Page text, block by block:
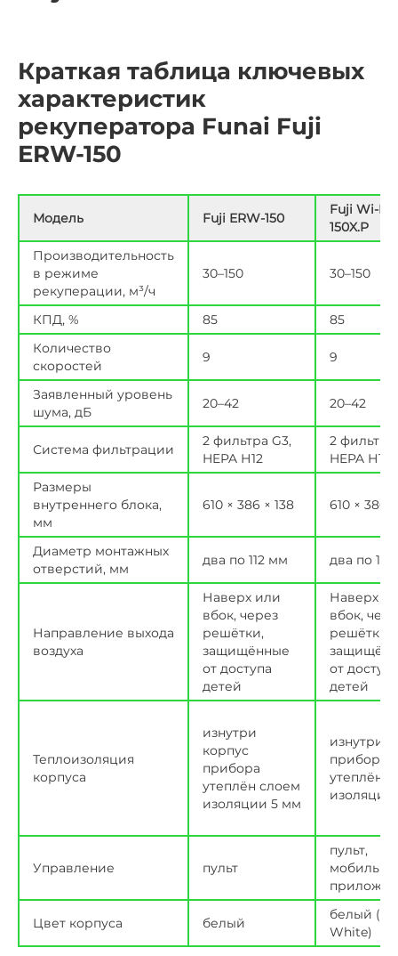
Краткая таблица ключевых
характеристик
рекуператора Funai Fuji
ERW-150
Модель Fuji ERW-150
Fuji Wi-Fi
150X.P
Производительность
в режиме
рекуперации, м³/ч
30–150 30–150
КПД, % 85
85
Количество
скоростей
9 9
Заявленный уровень
шума, дБ
20–42 20–42
Система фильтрации
2 фильтра G3,
HEPA Н12
2 фильтра
HEPA Н12
Размеры
внутреннего блока,
мм
610 × 386 × 138 610 × 386
Диаметр монтажных
отверстий, мм
два по 112 мм два по
Направление выхода
воздуха
Наверх или
вбок, через
решётки,
защищённые
от доступа
детей
Наверх
вбок,
решётки,
от доступа
детей
Теплоизоляция
корпуса
изнутри
корпус
прибора
утеплён слоем
изоляции 5 мм
изнутри
прибора
утеплён
Управление пульт
пульт,
Цвет корпуса белый
белый
White)